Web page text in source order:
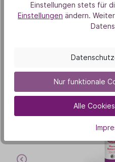
Unsere
Einstellungen stets für
Einstellungen ändern.
Nur funktionale
Alle